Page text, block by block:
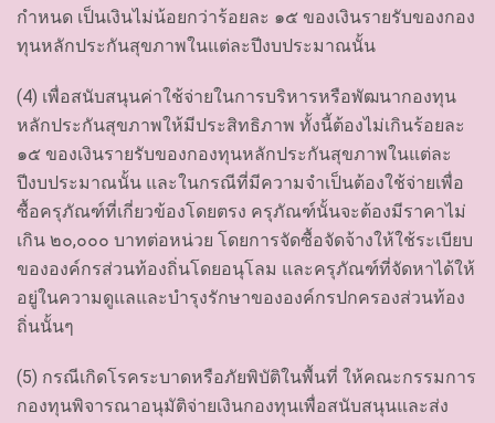
กำหนด เป็นเงินไม่น้อยกว่าร้อยละ ๑๕ ของเงินรายรับของกอง
ทุนหลักประกันสุขภาพในแต่ละปีงบประมาณนั้น
(4) เพื่อสนับสนุนค่าใช้จ่ายในการบริหารหรือพัฒนากองทุน
หลักประกันสุขภาพให้มีประสิทธิภาพ ทั้งนี้ต้องไม่เกินร้อยละ
๑๕ ของเงินรายรับของกองทุนหลักประกันสุขภาพในแต่ละ
ปีงบประมาณนั้น และในกรณีที่มีความจำเป็นต้องใช้จ่ายเพื่อ
ซื้อครุภัณฑ์ที่เกี่ยวข้องโดยตรง ครุภัณฑ์นั้นจะต้องมีราคาไม่
เกิน ๒๐,๐๐๐ บาทต่อหน่วย โดยการจัดซื้อจัดจ้างให้ใช้ระเบียบ
ขององค์กรส่วนท้องถิ่นโดยอนุโลม และครุภัณฑ์ที่จัดหาได้ให้
อยู่ในความดูแลและบำรุงรักษาขององค์กรปกครองส่วนท้อง
ถิ่นนั้นๆ
(5) กรณีเกิดโรคระบาดหรือภัยพิบัติในพื้นที่ ให้คณะกรรมการ
กองทุนพิจารณาอนุมัติจ่ายเงินกองทุนเพื่อสนับสนุนและส่ง